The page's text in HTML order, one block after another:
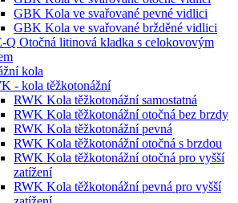
GBK Kola ve svařované pevné vidlici
GBK Kola ve svařované bržděné vidlici
Q Otočná litinová kladka s celokovovým
kola
- kola těžkotonážní
RWK Kola těžkotonážní samostatná
RWK Kola těžkotonážní otočná bez brzdy
RWK Kola těžkotonážní pevná
RWK Kola těžkotonážní otočná s brzdou
RWK Kola těžkotonážní otočná pro vyšší
zatížení
RWK Kola těžkotonážní pevná pro vyšší